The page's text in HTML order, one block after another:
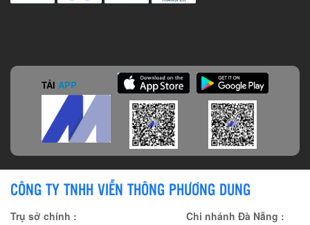
TẢI APP
CÔNG TY TNHH VIỄN THÔNG PHƯƠNG DUNG
Trụ sở chính :
Chi nhánh Đà Nẵng :